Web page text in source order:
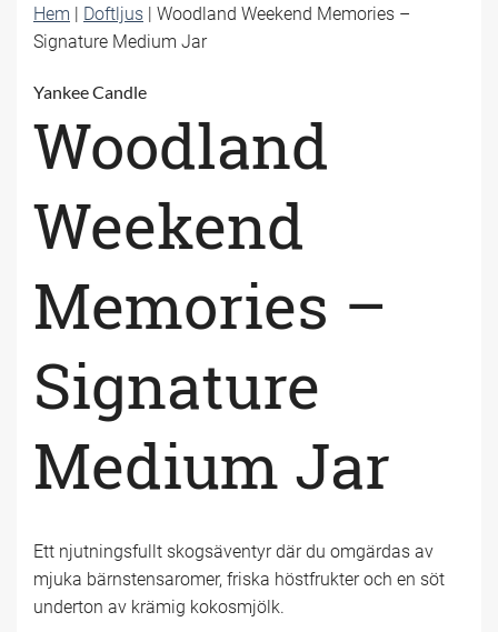
Hem | Doftljus | Woodland Weekend Memories –
Signature Medium Jar
Yankee Candle
Woodland
Weekend
Memories –
Signature
Medium Jar
Ett njutningsfullt skogsäventyr där du omgärdas av
mjuka bärnstensaromer, friska höstfrukter och en söt
underton av krämig kokosmjölk.